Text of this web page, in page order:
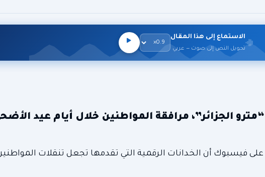
الاستماع إلى هذا المقال
تحويل النص إلى صوت — عربي
الجزائر”، مرافقة المواطنين خلال أيام عيد
فيسبوك أن الخدانات الرقمية التي تقدمها تجعل تنقلات المواطنين